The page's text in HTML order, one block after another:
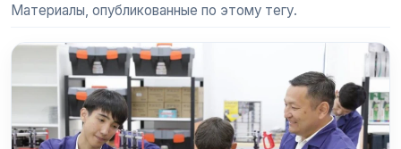
Материалы, опубликованные по этому тегу.